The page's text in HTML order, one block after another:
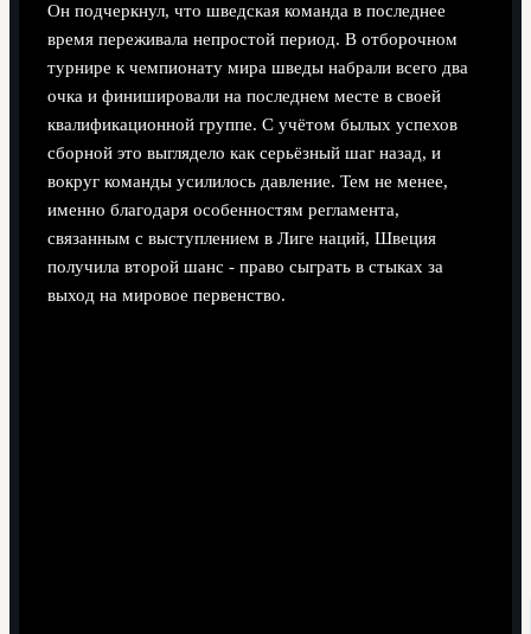
Он подчеркнул, что шведская команда в последнее
время переживала непростой период. В отборочном
турнире к чемпионату мира шведы набрали всего два
очка и финишировали на последнем месте в своей
квалификационной группе. С учётом былых успехов
сборной это выглядело как серьёзный шаг назад, и
вокруг команды усилилось давление. Тем не менее,
именно благодаря особенностям регламента,
связанным с выступлением в Лиге наций, Швеция
получила второй шанс - право сыграть в стыках за
выход на мировое первенство.